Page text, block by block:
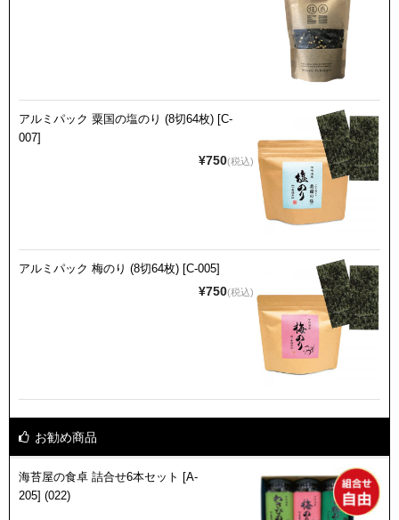
アルミパック 粟国の塩のり (8切64枚) [C-
007]
¥750(税込)
アルミパック 梅のり (8切64枚) [C-005]
¥750(税込)
お勧め商品
海苔屋の食卓 詰合せ6本セット [A-
205] (022)